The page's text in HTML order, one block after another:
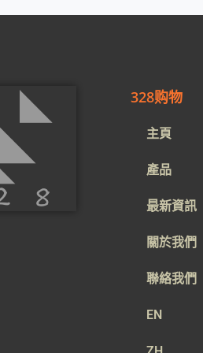
328购物
主頁
產品
最新資訊
關於我們
聯絡我們
EN